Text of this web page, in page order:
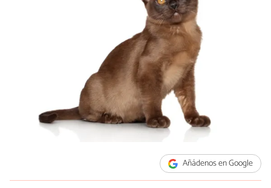
Añádenos en Google